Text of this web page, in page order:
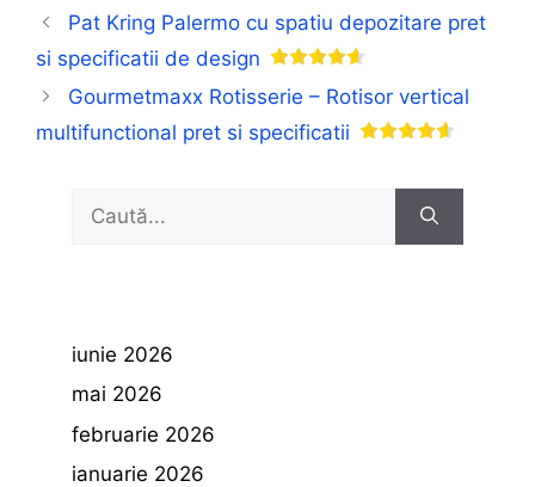
Pat Kring Palermo cu spatiu depozitare pret
si specificatii de design
Gourmetmaxx Rotisserie – Rotisor vertical
multifunctional pret si specificatii
după:
iunie 2026
mai 2026
februarie 2026
ianuarie 2026